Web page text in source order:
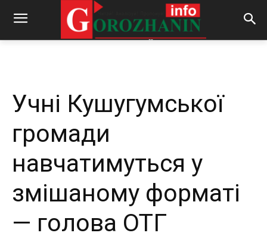
By REDACTOR - 19.01.2024 627
Учні Кушугумської
громади
навчатимуться у
змішаному форматі
— голова ОТГ